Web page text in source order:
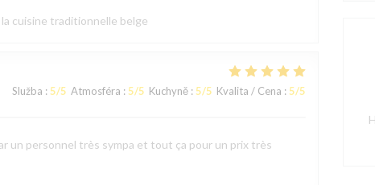
cuisine traditionnelle belge
Služba : 5/5 Atmosféra : 5/5 Kuchyně: 5/5 Kvalita / Cena : 5/5
un personnel très sympa et tout ça pour un prix très